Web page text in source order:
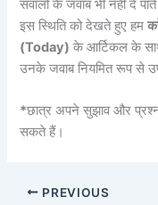
सवालों के जवाब भी नहीं दे
इस स्थिति को देखते हुए हम
(Today) के आर्टिकल के
उनके जवाब नियमित रूप से
*छात्र अपने सुझाव और
सकते हैं।
PREVIOUS